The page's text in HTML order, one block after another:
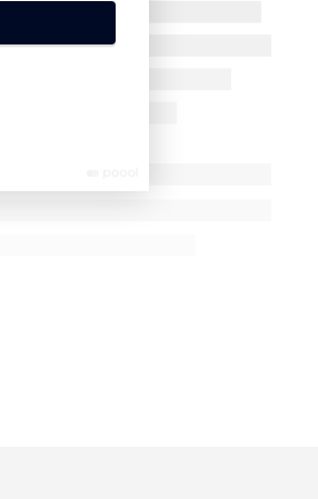
à atteindre des
ont déjà adopté des
pas de cocher des cases
liés aux certificats
éclipseront les